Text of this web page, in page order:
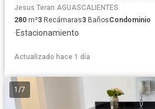
Jesus Teran AGUASCALIENTES
280 m²3 Recámaras3 BañosCondominio
·Estacionamiento
Actualizado hace 1 día
1 /7